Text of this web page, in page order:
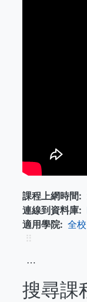
課程上網時間
連線到資料庫
適用學院
全校
⠿
⋯
搜尋課